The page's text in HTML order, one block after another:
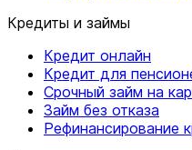
Кредиты и займы
Кредит онлайн
Кредит для
Срочный займ на
Займ без отказа
Рефинансирование